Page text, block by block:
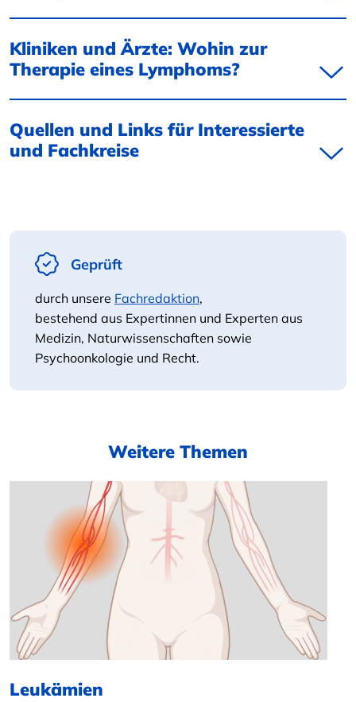
Kliniken und Ärzte: Wohin zur
Therapie eines Lymphoms?
Quellen und Links für Interessierte
und Fachkreise
Geprüft
durch unsere Fachredaktion,
bestehend aus Expertinnen und Experten aus
Medizin, Naturwissenschaften sowie
Psychoonkologie und Recht.
Weitere Themen
Leukämien